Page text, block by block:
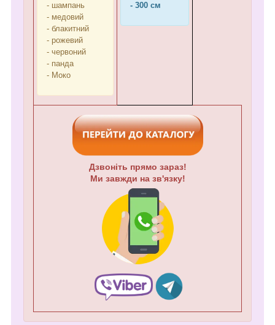
- шампань
- медовий
- блакитний
- рожевий
- червоний
- панда
- Моко
- 300 см
Дзвоніть прямо зараз!
Ми завжди на зв'язку!